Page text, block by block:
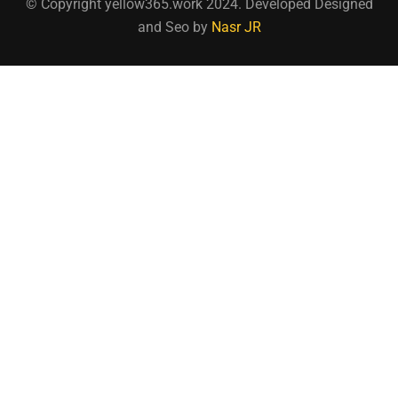
© Copyright yellow365.work 2024. Developed Designed
and Seo by Nasr JR